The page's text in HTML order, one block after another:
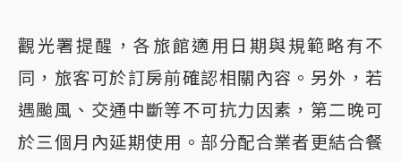
觀光署提醒，各旅館適用日期與規範略有不
同，旅客可於訂房前確認相關內容。另外，若
遇颱風、交通中斷等不可抗力因素，第二晚可
於三個月內延期使用。部分配合業者更結合餐